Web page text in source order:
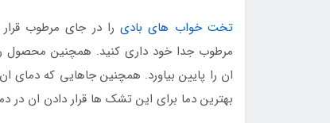
تخت خواب های بادیرا در جای مرطوب
مرطوب جدا خود داری کنید. همچنین محصول
ان را پایین بیاورد. همچنین جاهایی که دمای
بهترین دما برای این تشک ها قرار دادن ان در